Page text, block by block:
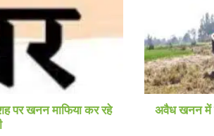
पर खनन माफिया कर रहे
अवैध खनन में